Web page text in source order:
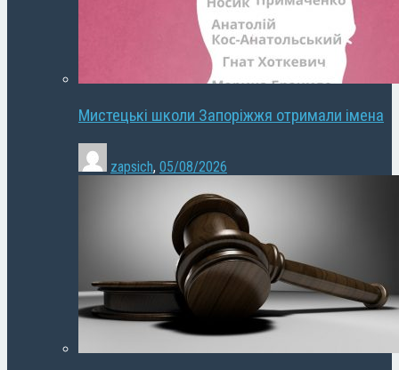
Мистецькі школи Запоріжжя отримали імена
zapsich, 05/08/2026